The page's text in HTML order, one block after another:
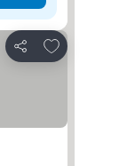
分享
放到收藏夾